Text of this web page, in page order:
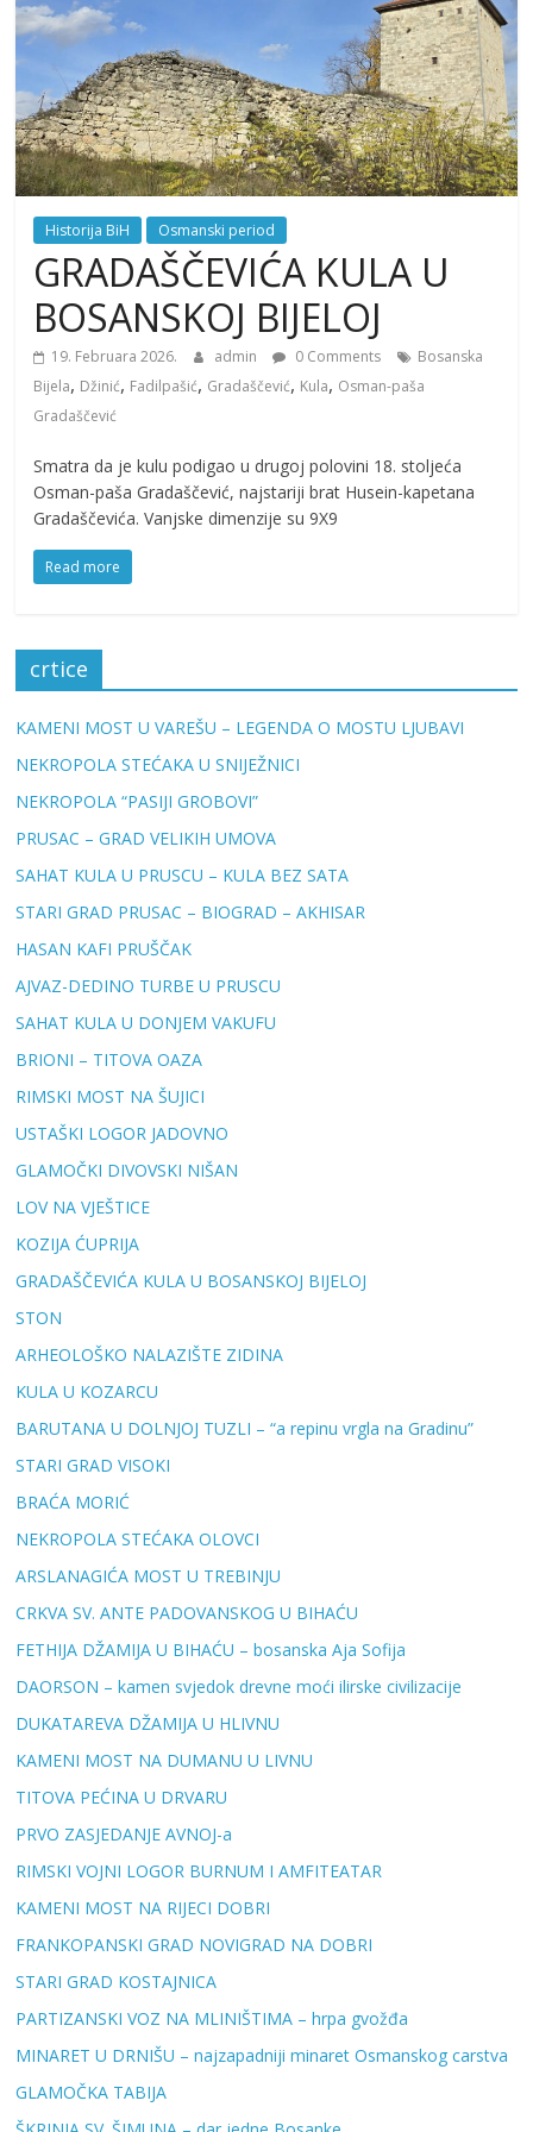
Historija BiH Osmanski period
GRADAŠČEVIĆA KULA U
BOSANSKOJ BIJELOJ
19. Februara 2026. admin 0 Comments
Bosanska
Bijela, Džinić, Fadilpašić, Gradaščević, Kula, Osman-paša
Gradaščević
Smatra da je kulu podigao u drugoj polovini 18. stoljeća
Osman-paša Gradaščević, najstariji brat Husein-kapetana
Gradaščevića. Vanjske dimenzije su 9X9
Read more
crtice
KAMENI MOST U VAREŠU – LEGENDA O MOSTU LJUBAVI
NEKROPOLA STEĆAKA U SNIJEŽNICI
NEKROPOLA “PASIJI GROBOVI”
PRUSAC – GRAD VELIKIH UMOVA
SAHAT KULA U PRUSCU – KULA BEZ SATA
STARI GRAD PRUSAC – BIOGRAD – AKHISAR
HASAN KAFI PRUŠČAK
AJVAZ-DEDINO TURBE U PRUSCU
SAHAT KULA U DONJEM VAKUFU
BRIONI – TITOVA OAZA
RIMSKI MOST NA ŠUJICI
USTAŠKI LOGOR JADOVNO
GLAMOČKI DIVOVSKI NIŠAN
LOV NA VJEŠTICE
KOZIJA ĆUPRIJA
GRADAŠČEVIĆA KULA U BOSANSKOJ BIJELOJ
STON
ARHEOLOŠKO NALAZIŠTE ZIDINA
KULA U KOZARCU
BARUTANA U DOLNJOJ TUZLI – “a repinu vrgla na Gradinu”
STARI GRAD VISOKI
BRAĆA MORIĆ
NEKROPOLA STEĆAKA OLOVCI
ARSLANAGIĆA MOST U TREBINJU
CRKVA SV. ANTE PADOVANSKOG U BIHAĆU
FETHIJA DŽAMIJA U BIHAĆU – bosanska Aja Sofija
DAORSON – kamen svjedok drevne moći ilirske civilizacije
DUKATAREVA DŽAMIJA U HLIVNU
KAMENI MOST NA DUMANU U LIVNU
TITOVA PEĆINA U DRVARU
PRVO ZASJEDANJE AVNOJ-a
RIMSKI VOJNI LOGOR BURNUM I AMFITEATAR
KAMENI MOST NA RIJECI DOBRI
FRANKOPANSKI GRAD NOVIGRAD NA DOBRI
STARI GRAD KOSTAJNICA
PARTIZANSKI VOZ NA MLINIŠTIMA – hrpa gvožđa
MINARET U DRNIŠU – najzapadniji minaret Osmanskog carstva
GLAMOČKA TABIJA